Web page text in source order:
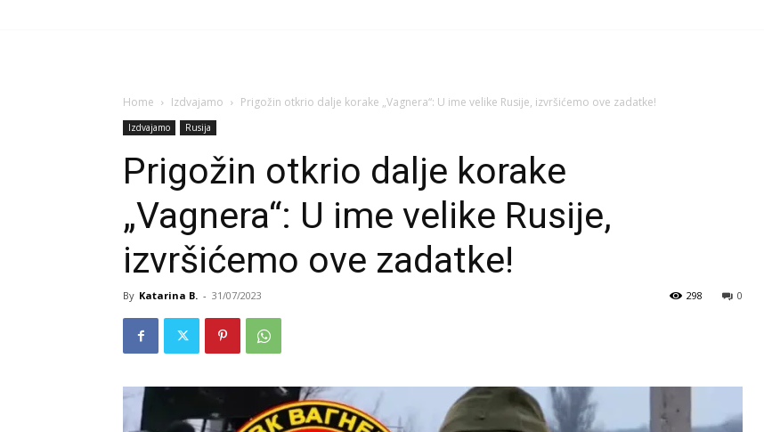
Home Izdvajamo Prigožin otkrio dalje korake „Vagnera“: U ime velike Rusije, izvršićemo ove zadatke!
Izdvajamo Rusija
Prigožin otkrio dalje korake
„Vagnera“: U ime velike Rusije,
izvršićemo ove zadatke!
By Katarina B. - 31/07/2023 0
298